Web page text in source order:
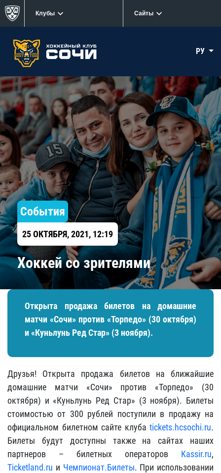
Клубы Сайты
РУ
События
25 ОКТЯБРЯ, 2021, 12:19
Хоккей со зрителями
Открыта продажа билетов на домашние
матчи «Сочи» против «Торпедо» (30 октября)
и «Куньлунь Ред Стар» (3 ноября).
Друзья! Открыта продажа билетов на ближайшие
домашние матчи «Сочи» против «Торпедо» (30
октября) и «Куньлунь Ред Стар» (3 ноября). Билеты
стоимостью от 300 рублей поступили в продажу на
официальном билетном сайте клуба tickets.hcsochi.ru.
Билеты будут доступны также на сайтах наших
партнеров – билетных операторов Kassir.ru,
Ticketland.ru и Чемпионат.Билеты. При использовании